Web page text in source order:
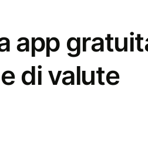
app
di valute